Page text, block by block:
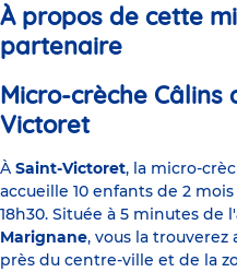
À propos de cette
partenaire
Micro-crèche Câlins
Victoret
À Saint-Victoret, la micro-
accueille 10 enfants de 2
18h30. Située à 5 minutes de l'
Marignane, vous la trouverez
près du centre-ville et de la